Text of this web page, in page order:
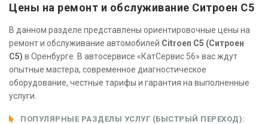
Цены на ремонт и обслуживание Ситроен C5
В данном разделе представлены ориентировочные цены на
ремонт и обслуживание автомобилей Citroen C5 (Ситроен
C5) в Оренбурге. В автосервисе «КатСервис 56» вас ждут
опытные мастера, современное диагностическое
оборудование, честные тарифы и гарантия на выполненные
услуги.
ПОПУЛЯРНЫЕ РАЗДЕЛЫ УСЛУГ (БЫСТРЫЙ ПЕРЕХОД):